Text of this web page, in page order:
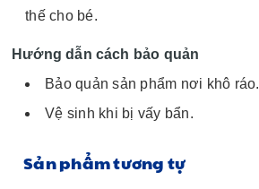
thế cho bé.
Hướng dẫn cách bảo quản
Bảo quản sản phẩm nơi khô ráo.
Vệ sinh khi bị vấy bẩn.
Sản phẩm tương tự